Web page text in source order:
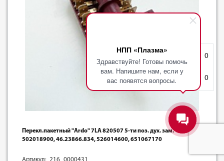
НПП «Плазма»
Здравствуйте! Готовы помочь
вам. Напишите нам, если у
вас появятся вопросы.
0
Корзина 0
Перекл.пакетный "Ardo" 7LA 820507 5-ти поз. дух. зам.
502018900, 46.23866.834, 526014600, 651067170
Артикул: 216_0000431